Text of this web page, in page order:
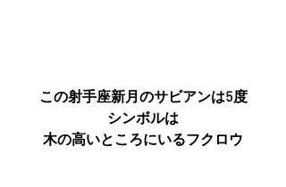
この射手座新月のサビアンは5度
シンボルは
木の高いところにいるフクロウ